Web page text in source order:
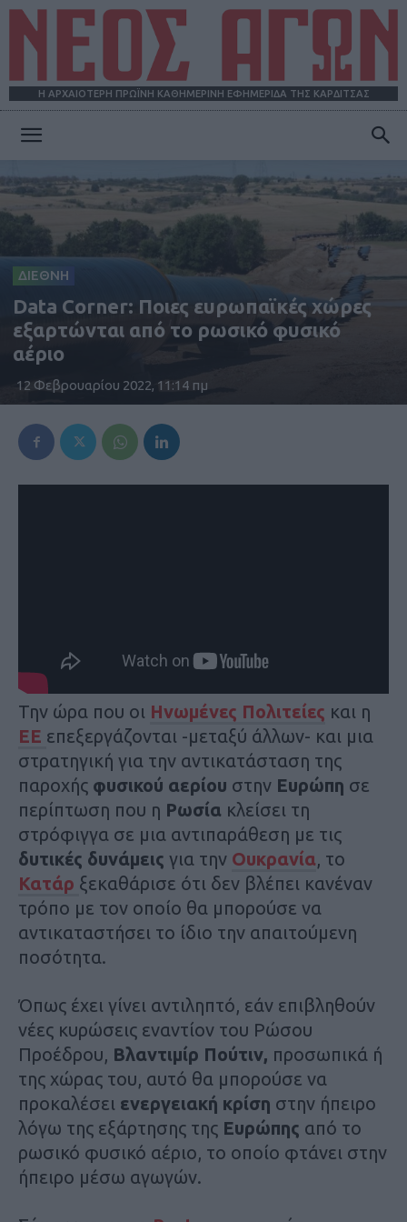
Η ΑΡΧΑΙΟΤΕΡΗ ΠΡΩΪΝΗ ΚΑΘΗΜΕΡΙΝΗ ΕΦΗΜΕΡΙΔΑ ΤΗΣ ΚΑΡΔΙΤΣΑΣ
ΑΓΩΝ
ΔΙΕΘΝΗ
Data Corner: Ποιες ευρωπαϊκές χώρες
εξαρτώνται από το ρωσικό φυσικό
αέριο
12 Φεβρουαρίου 2022, 11:14 πμ
Την ώρα που οι Ηνωμένες Πολιτείες και η
ΕΕ επεξεργάζονται -μεταξύ άλλων- και μια
στρατηγική για την αντικατάσταση της
παροχής φυσικού αερίου στην Ευρώπη σε
περίπτωση που η Ρωσία κλείσει τη
στρόφιγγα σε μια αντιπαράθεση με τις
δυτικές δυνάμεις για την Ουκρανία, το
Κατάρ ξεκαθάρισε ότι δεν βλέπει κανέναν
τρόπο με τον οποίο θα μπορούσε να
αντικαταστήσει το ίδιο την απαιτούμενη
ποσότητα.
Όπως έχει γίνει αντιληπτό, εάν επιβληθούν
νέες κυρώσεις εναντίον του Ρώσου
Προέδρου, Βλαντιμίρ Πούτιν, προσωπικά ή
της χώρας του, αυτό θα μπορούσε να
προκαλέσει ενεργειακή κρίση στην ήπειρο
λόγω της εξάρτησης της Ευρώπης από το
ρωσικό φυσικό αέριο, το οποίο φτάνει στην
ήπειρο μέσω αγωγών.